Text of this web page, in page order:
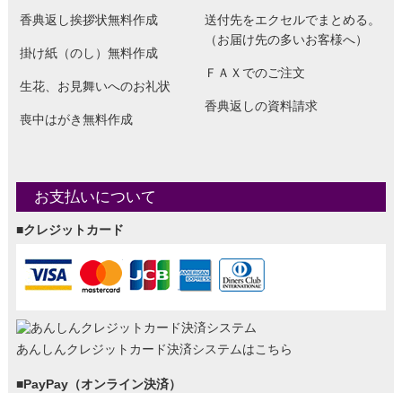
香典返し挨拶状無料作成
掛け紙（のし）無料作成
生花、お見舞いへのお礼状
喪中はがき無料作成
送付先をエクセルでまとめる。
（お届け先の多いお客様へ）
ＦＡＸでのご注文
香典返しの資料請求
お支払いについて
■クレジットカード
あんしんクレジットカード決済システムはこちら
■PayPay（オンライン決済）